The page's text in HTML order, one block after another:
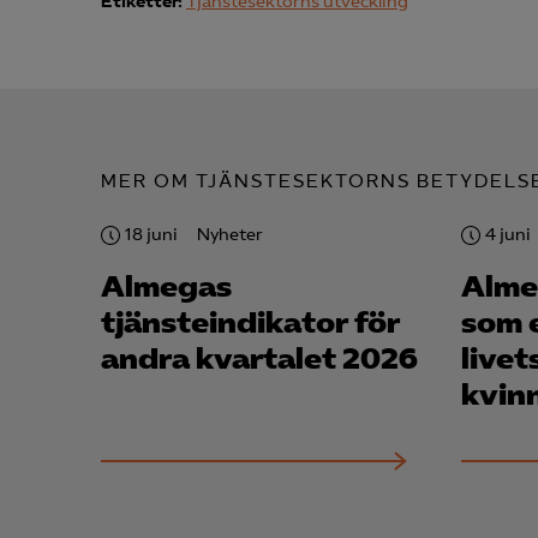

MER OM TJÄNSTESEKTORNS
18 juni Nyheter
Almegas
tjänsteindikator för
andra kvartalet 2026
4 juni
som